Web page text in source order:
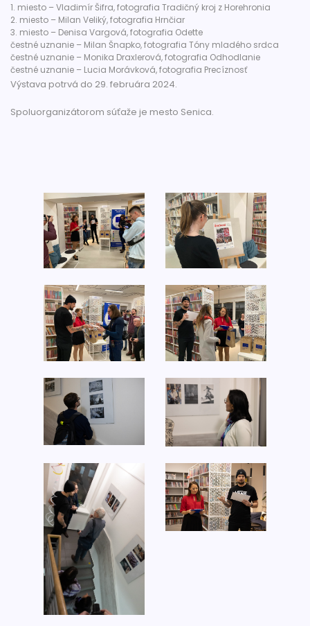
1. miesto – Vladimír Šifra, fotografia Tradičný kroj z Horehronia
2. miesto – Milan Veliký, fotografia Hrnčiar
3. miesto – Denisa Vargová, fotografia Odette
čestné uznanie – Milan Šnapko, fotografia Tóny mladého srdca
čestné uznanie – Monika Draxlerová, fotografia Odhodlanie
čestné uznanie – Lucia Morávková, fotografia Precíznosť
Výstava potrvá do 29. februára 2024.
Spoluorganizátorom súťaže je mesto Senica.